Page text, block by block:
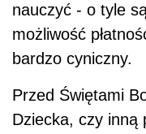
nauczyć - o tyle
możliwość
bardzo cyniczny.
Przed Świętami
Dziecka, czy inną